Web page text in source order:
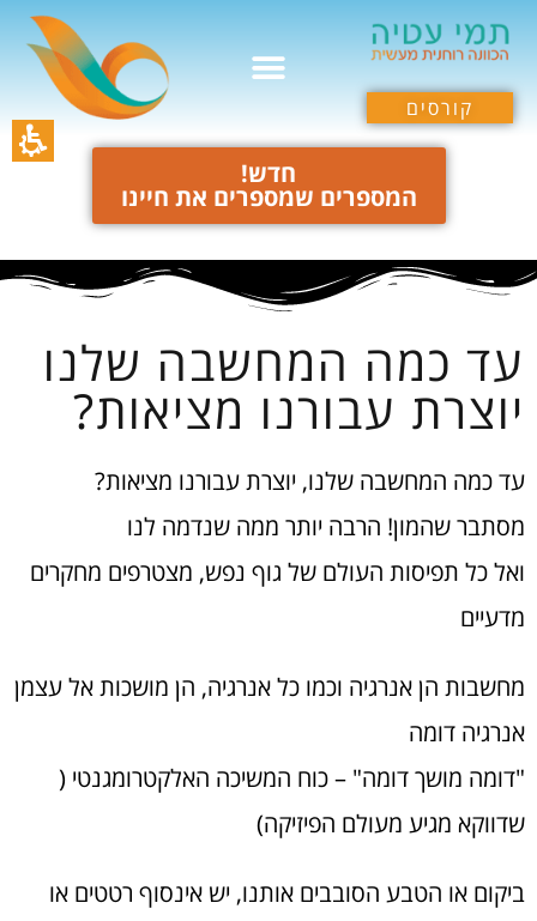
אינטרנט,
לעבור
מרכזי
קורסים
חדש!
המספרים שמספרים את חיינו
עד כמה המחשבה שלנו
יוצרת עבורנו מציאות?
עד כמה המחשבה שלנו, יוצרת עבורנו מציאות?
מסתבר שהמון! הרבה יותר ממה שנדמה לנו
ואל כל תפיסות העולם של גוף נפש, מצטרפים מחקרים
מדעיים
מחשבות הן אנרגיה וכמו כל אנרגיה, הן מושכות אל עצמן
אנרגיה דומה
"דומה מושך דומה" – כוח המשיכה האלקטרומגנטי (
שדווקא מגיע מעולם הפיזיקה)
ביקום או הטבע הסובבים אותנו, יש אינסוף רטטים או